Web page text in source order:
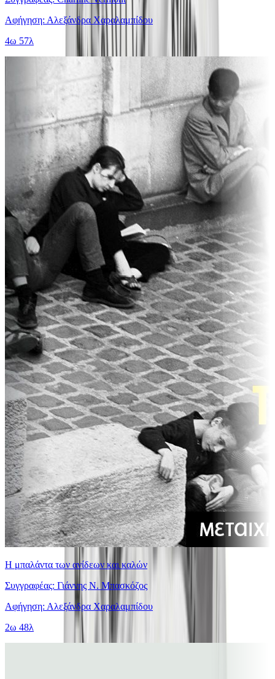
Αφήγηση: Αλεξάνδρα Χαραλαμπίδου
4ω 57λ
Η μπαλάντα των ανίδεων και καλών
Συγγραφέας: Γιάννης Ν. Μπασκόζος
Αφήγηση: Αλεξάνδρα Χαραλαμπίδου
2ω 48λ